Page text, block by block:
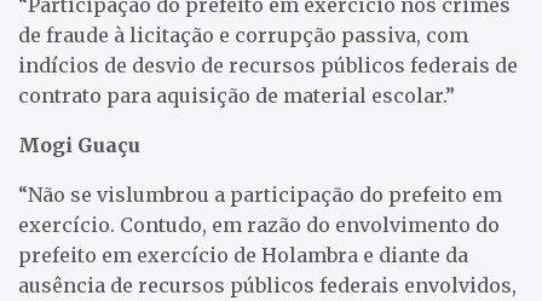
de fraude à licitação e corrupção passiva, com
indícios de desvio de recursos públicos federais de
contrato para aquisição de material escolar.”
Mogi Guaçu
“Não se vislumbrou a participação do prefeito em
exercício. Contudo, em razão do envolvimento do
prefeito em exercício de Holambra e diante da
ausência de recursos públicos federais envolvidos,